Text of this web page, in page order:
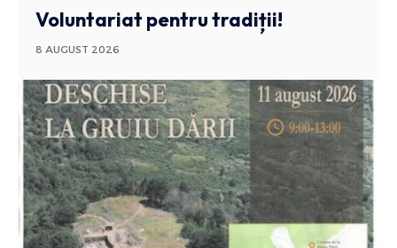
Voluntariat pentru tradiții!
8 AUGUST 2026